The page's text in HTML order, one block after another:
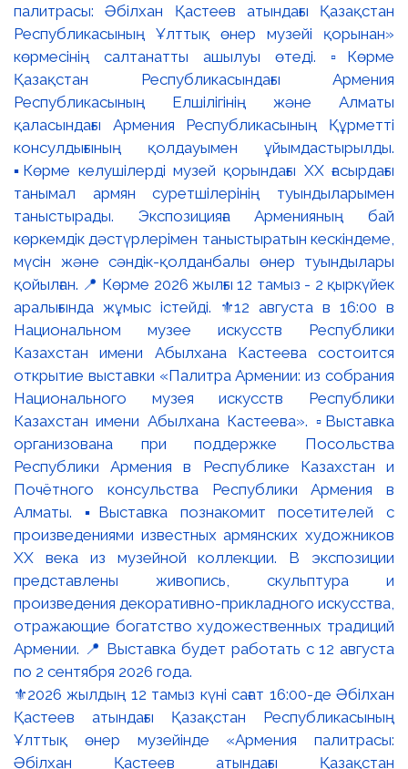
⚜️2026 жылдың 12 тамыз күні сағат 16:00-де Әбілхан
Қастеев атындағы Қазақстан Республикасының
Ұлттық өнер музейінде «Армения палитрасы:
Әбілхан Қастеев атындағы Қазақстан